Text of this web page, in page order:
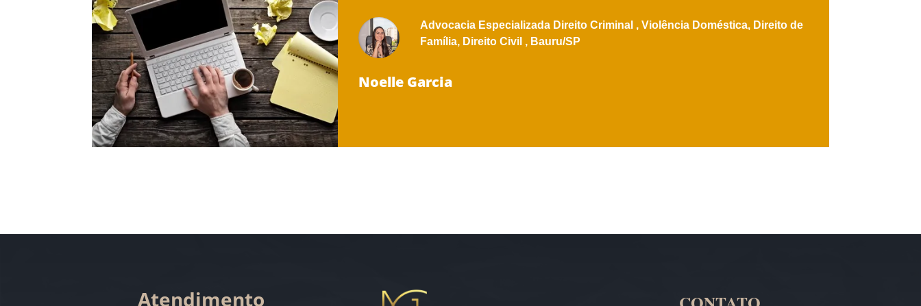
Advocacia Especializada Direito Criminal , Violência Doméstica, Direito de
Família, Direito Civil , Bauru/SP
Noelle Garcia
Atendimento